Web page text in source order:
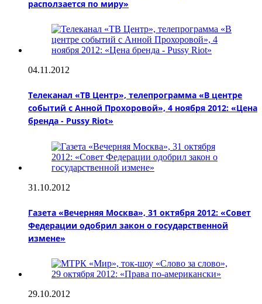
расползается по миру»
04.11.2012
Телеканал «ТВ Центр», телепрограмма «В центре
событий с Анной Прохоровой», 4 ноября 2012: «Цена
бренда - Pussy Riot»
31.10.2012
Газета «Вечерняя Москва», 31 октября 2012: «Совет
Федерации одобрил закон о государственной
измене»
29.10.2012